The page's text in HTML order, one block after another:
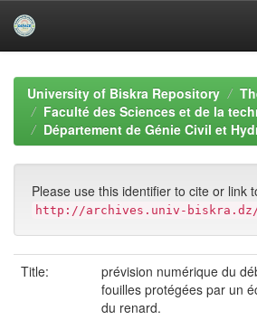
navigationUniversity of Biskra Repository
Faculté des Sciences et de la
Département de Génie Civil et
Please use this identifier to cite or link
http://archives.univ-biskra.dz/
Title:
prévision numérique du
fouilles protégées par un
du renard.